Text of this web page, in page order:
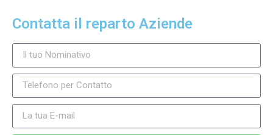
Contatta il reparto Aziende